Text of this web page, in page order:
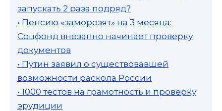
запускать 2 раза подряд?
• Пенсию «заморозят» на 3 месяца:
Соцфонд внезапно начинает проверку
документов
• Путин заявил о существовавшей
возможности раскола России
• 1000 тестов на грамотность и проверку
эрудиции